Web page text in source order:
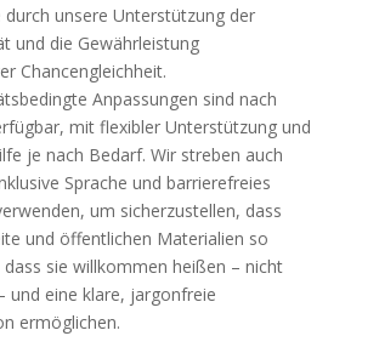
durch unsere Unterstützung der
und die Gewährleistung
Chancengleichheit.
Anpassungen sind nach
mit flexibler Unterstützung und
je nach Bedarf. Wir streben auch
Sprache und barrierefreies
um sicherzustellen, dass
und öffentlichen Materialien so
sie willkommen heißen – nicht
und eine klare, jargonfreie
ermöglichen.